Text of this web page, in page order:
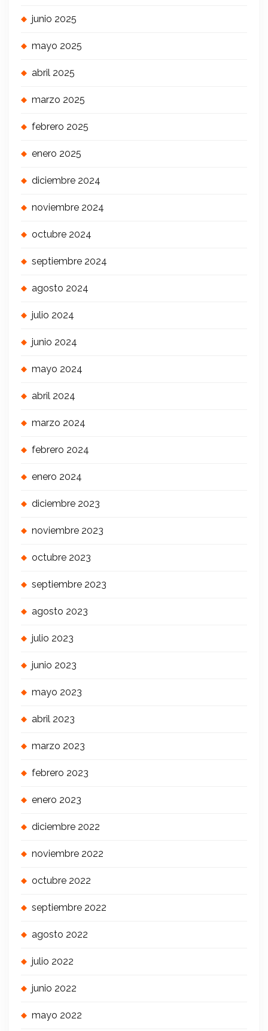
junio 2025
mayo 2025
abril 2025
marzo 2025
febrero 2025
enero 2025
diciembre 2024
noviembre 2024
octubre 2024
septiembre 2024
agosto 2024
julio 2024
junio 2024
mayo 2024
abril 2024
marzo 2024
febrero 2024
enero 2024
diciembre 2023
noviembre 2023
octubre 2023
septiembre 2023
agosto 2023
julio 2023
junio 2023
mayo 2023
abril 2023
marzo 2023
febrero 2023
enero 2023
diciembre 2022
noviembre 2022
octubre 2022
septiembre 2022
agosto 2022
julio 2022
junio 2022
mayo 2022